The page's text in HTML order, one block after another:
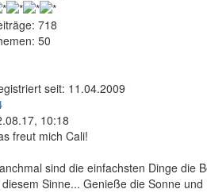
718
50
seit: 11.04.2009
10:18
freut mich Cali!
sind die einfachsten Dinge die
diesem Sinne... Genieße die Sonne und